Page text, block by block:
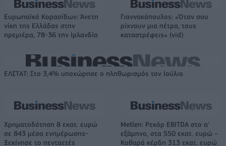
Ευρωπαϊκό Κορασίδων: Άνετη
νίκη της Ελλάδας στην
πρεμιέρα, 78-36 την Ιρλανδία
Γιαννακόπουλος: «Όταν σου
ρίχνουν μια πέτρα, τους
καταστρέφεις» (vid)
ΕΛΣΤΑΤ: Στο 3,4% υποχώρησε ο πληθωρισμός τον Ιούλιο
Χρηματοδότηση 8 εκατ. ευρώ
σε 843 μέσα ενημέρωσης-
Ξεκίνησε το πενταετές
Metlen: Ρεκόρ EBITDA στο α'
εξάμηνο, στα 550 εκατ. ευρώ –
Καθαρά κέρδη 313 εκατ. ευρώ